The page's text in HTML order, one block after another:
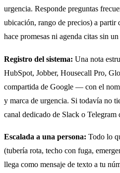
urgencia. Responde preguntas
ubicación, rango de precios) a
hace promesas ni agenda citas sin
Registro del sistema: Una nota
HubSpot, Jobber, Housecall Pro,
compartida de Google — con el
y marca de urgencia. Si todavía no
canal dedicado de Slack o Telegram
Escalada a una persona: Todo lo
(tubería rota, techo con fuga,
llega como mensaje de texto a tu